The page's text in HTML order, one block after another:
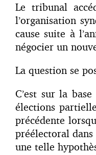
Le tribunal
l’organisation
cause suite à
négocier un
La question se
C’est sur la
élections
précédente
préélectoral
une telle